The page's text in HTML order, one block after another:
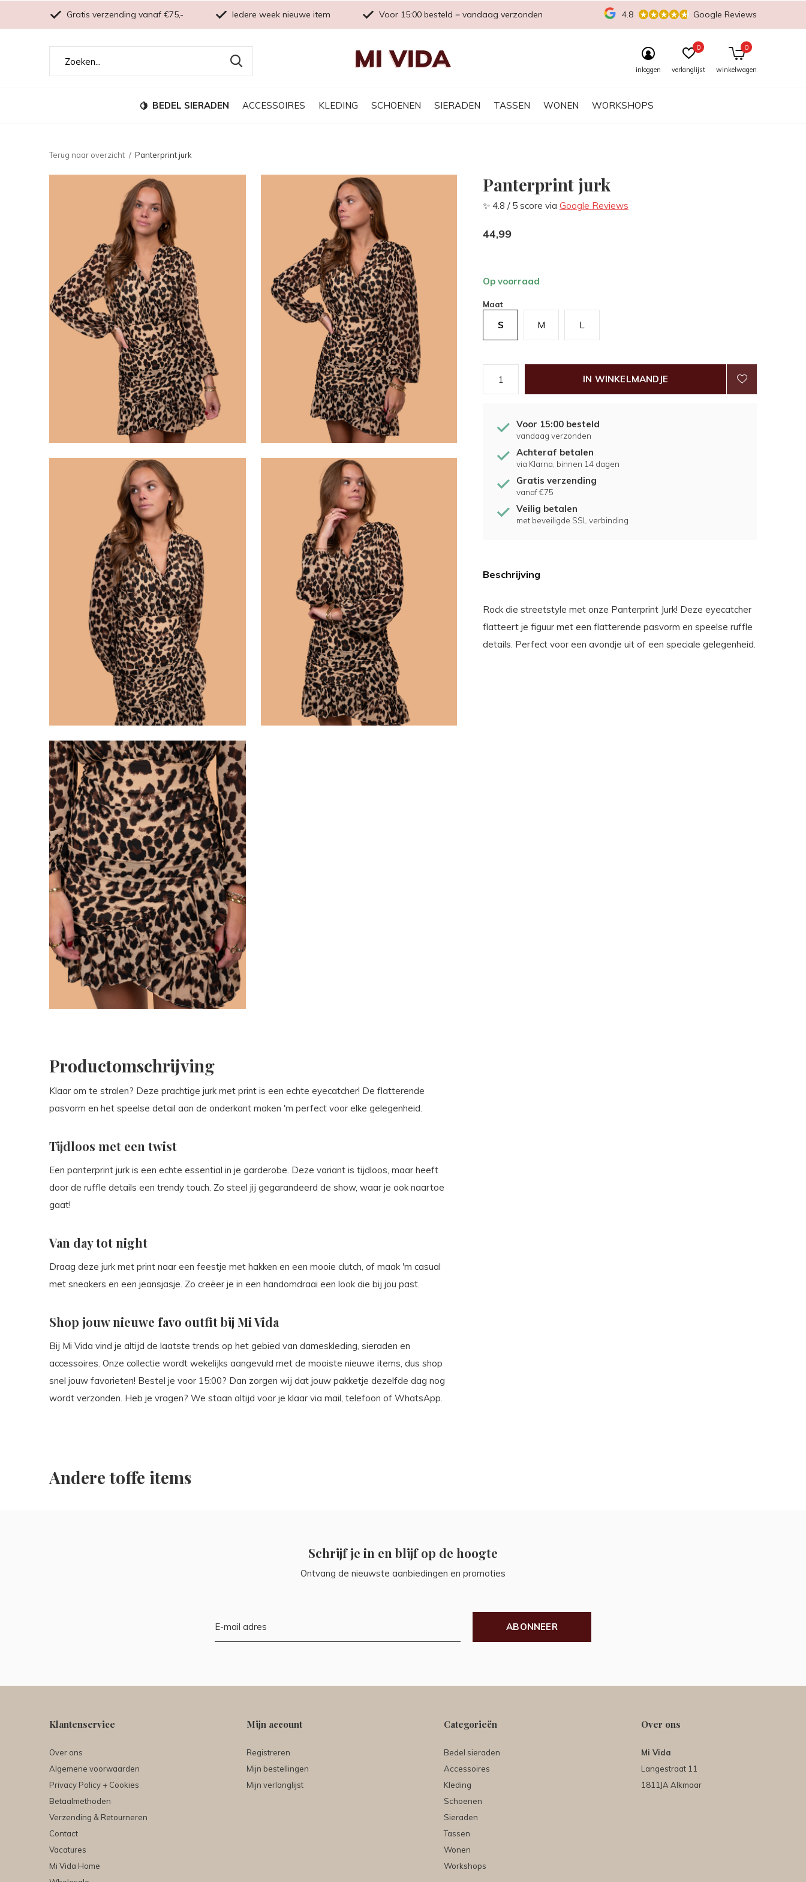
BEDEL SIERADEN ACCESSOIRES KLEDING SCHOENEN SIERADEN TASSEN WONEN WORKSHOPS
inloggen verlanglijst
0
winkelwagen
0
Gratis verzending vanaf €75,- Iedere week nieuwe item Voor 15:00 besteld = vandaag verzonden 4.8 Google Reviews
Terug naar overzicht Panterprint jurk
Panterprint jurk
✨ 4.8 / 5 score via Google Reviews
44,99
Op voorraad
Maat
S M L
IN WINKELMANDJE
Voor 15:00 besteld
vandaag verzonden
Achteraf betalen
via Klarna, binnen 14 dagen
Gratis verzending
vanaf €75
Veilig betalen
met beveiligde SSL verbinding
Beschrijving
Rock die streetstyle met onze Panterprint Jurk! Deze eyecatcher
flatteert je figuur met een flatterende pasvorm en speelse ruffle
details. Perfect voor een avondje uit of een speciale gelegenheid.
Productomschrijving
Klaar om te stralen? Deze prachtige jurk met print is een echte eyecatcher! De flatterende
pasvorm en het speelse detail aan de onderkant maken 'm perfect voor elke gelegenheid.
Tijdloos met een twist
Een panterprint jurk is een echte essential in je garderobe. Deze variant is tijdloos, maar heeft
door de ruffle details een trendy touch. Zo steel jij gegarandeerd de show, waar je ook naartoe
gaat!
Van day tot night
Draag deze jurk met print naar een feestje met hakken en een mooie clutch, of maak 'm casual
met sneakers en een jeansjasje. Zo creëer je in een handomdraai een look die bij jou past.
Shop jouw nieuwe favo outfit bij Mi Vida
Bij Mi Vida vind je altijd de laatste trends op het gebied van dameskleding, sieraden en
accessoires. Onze collectie wordt wekelijks aangevuld met de mooiste nieuwe items, dus shop
snel jouw favorieten! Bestel je voor 15:00? Dan zorgen wij dat jouw pakketje dezelfde dag nog
wordt verzonden. Heb je vragen? We staan altijd voor je klaar via mail, telefoon of WhatsApp.
Andere toffe items
Schrijf je in en blijf op de hoogte
Ontvang de nieuwste aanbiedingen en promoties
ABONNEER
Klantenservice
Over ons
Algemene voorwaarden
Privacy Policy + Cookies
Betaalmethoden
Verzending & Retourneren
Contact
Vacatures
Mi Vida Home
Mijn account
Registreren
Mijn bestellingen
Mijn verlanglijst
Categorieën
Bedel sieraden
Accessoires
Kleding
Schoenen
Sieraden
Tassen
Wonen
Workshops
Over ons
Mi Vida
Langestraat 11
1811JA Alkmaar